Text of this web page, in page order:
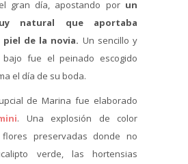
gran día, apostando por un
natural que aportaba
de la novia. Un sencillo y
bajo fue el peinado escogido
el día de su boda.
de Marina fue elaborado
. Una explosión de color
preservadas donde no
verde, las hortensias